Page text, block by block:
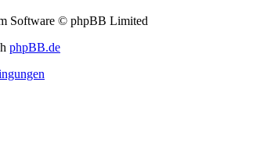
Software © phpBB Limited
phpBB.de